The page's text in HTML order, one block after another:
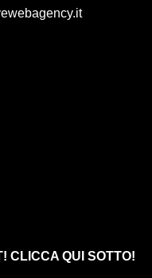
CLICCA QUI SOTTO!